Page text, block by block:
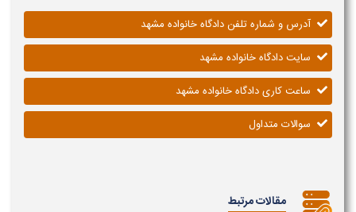
آدرس و شماره تلفن دادگاه خانواده مشهد
سایت دادگاه خانواده مشهد
ساعت کاری دادگاه خانواده مشهد
سوالات متداول
مقالات مرتبط